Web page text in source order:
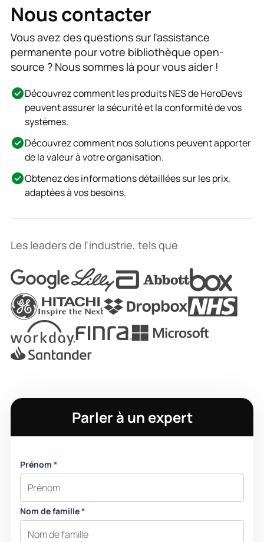
Nous contacter
Vous avez des questions sur l'assistance
permanente pour votre bibliothèque open-
source ? Nous sommes là pour vous aider !
Découvrez comment les produits NES de HeroDevs
peuvent assurer la sécurité et la conformité de vos
systèmes.
Découvrez comment nos solutions peuvent apporter
de la valeur à votre organisation.
Obtenez des informations détaillées sur les prix,
adaptées à vos besoins.
Les leaders de l'industrie, tels que
Parler à un expert
Prénom *
Nom de famille*